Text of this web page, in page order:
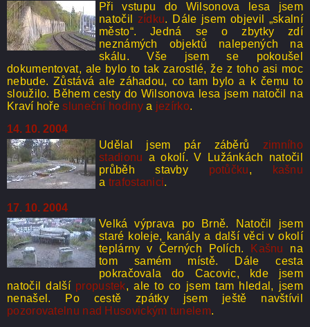
Při vstupu do Wilsonova lesa jsem
natočil zídku. Dále jsem objevil „skalní
město“. Jedná se o zbytky zdí
neznámých objektů nalepených na
skálu. Vše jsem se pokoušel
dokumentovat, ale bylo to tak zarostlé, že z toho asi moc
nebude. Zůstává ale záhadou, co tam bylo a k čemu to
sloužilo. Během cesty do Wilsonova lesa jsem natočil na
Kraví hořesluneční hodinya jezírko.
14. 10. 2004
Udělal jsem pár záběrů zimního
stadionu a okolí. V Lužánkách natočil
průběh stavby potůčku,
kašnu
a trafostanici.
17. 10. 2004
Velká výprava po Brně. Natočil jsem
staré koleje, kanály a další věci v okolí
teplárny v Černých Polích.
Kašnu
na
tom samém místě. Dále cesta
pokračovala do Cacovic, kde jsem
natočil další propustek, ale to co jsem tam hledal, jsem
nenašel. Po cestě zpátky jsem ještě navštívil
pozorovatelnu nad Husovickým tunelem.